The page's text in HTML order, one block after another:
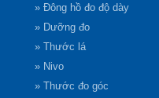
» Đông hồ đo độ dày
» Dưỡng đo
» Thước lá
» Nivo
» Thước đo góc